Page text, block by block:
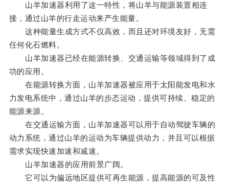
山羊加速器利用了这一特性，将山羊与能源装置相连
接，通过山羊的行走运动来产生能量。
这种能量生成方式不仅高效，而且还对环境友好，无需
任何化石燃料。
山羊加速器已经在能源转换、交通运输等领域得到了成
功的应用。
在能源转换方面，山羊加速器被应用于太阳能发电和水
力发电系统中，通过山羊的步态运动，提供可持续、稳定的
能源来源。
在交通运输方面，山羊加速器可以用于自动驾驶车辆的
动力系统，通过山羊的运动为车辆提供动力，并且可以根据
需求实现快速加速和减速。
山羊加速器的应用前景广阔。
它可以为偏远地区提供可再生能源，提高能源的可及性